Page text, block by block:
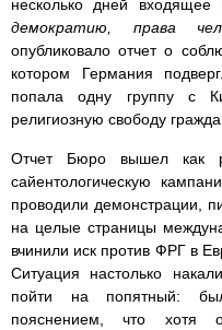
несколько дней
демократию, права
опубликовало отчет о
котором Германия
попала одну группу с
религиозную свободу
Отчет Бюро вышел как
сайентологическую
проводили демонстрации,
на целые страницы
вчинили иск против ФРГ в
Ситуация настолько
пойти на попятный:
пояснением, что хотя